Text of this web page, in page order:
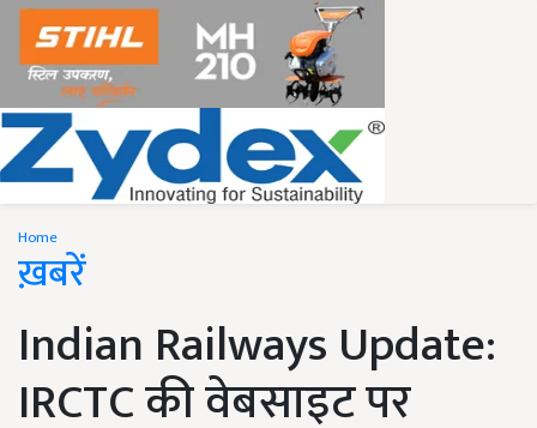
Home
ख़बरें
Indian Railways Update:
IRCTC की वेबसाइट पर